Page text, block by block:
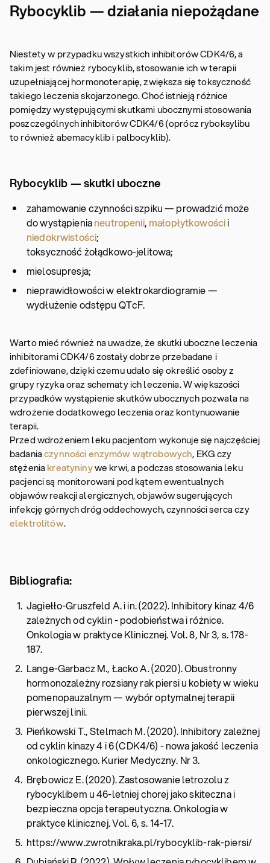
Rybocyklib — działania niepożądane
Niestety w przypadku wszystkich inhibitorów CDK4/6, a
takim jest również rybocyklib, stosowanie ich w terapii
uzupełniającej hormonoterapię, zwiększa się toksyczność
takiego leczenia skojarzonego. Choć istnieją różnice
pomiędzy występującymi skutkami ubocznymi stosowania
poszczególnych inhibitorów CDK4/6 (oprócz ryboksylibu
to również abemacyklib i palbocyklib).
Rybocyklib — skutki uboczne
zahamowanie czynności szpiku — prowadzić może
do wystąpienianeutropenii, małopłytkowościi
niedokrwistości;
toksyczność żołądkowo-jelitowa;
mielosupresja;
nieprawidłowości w elektrokardiogramie —
wydłużenie odstępu QTcF.
Warto mieć również na uwadze, że skutki uboczne leczenia
inhibitorami CDK4/6 zostały dobrze przebadane i
zdefiniowane, dzięki czemu udało się określić osoby z
grupy ryzyka oraz schematy ich leczenia. W większości
przypadków wystąpienie skutków ubocznych pozwala na
wdrożenie dodatkowego leczenia oraz kontynuowanie
terapii.
Przed wdrożeniem leku pacjentom wykonuje się najczęściej
badaniaczynności enzymów wątrobowych, EKG czy
stężenia kreatyninywe krwi, a podczas stosowania leku
pacjenci są monitorowani pod kątem ewentualnych
objawów reakcji alergicznych, objawów sugerujących
infekcję górnych dróg oddechowych, czynności serca czy
elektrolitów.
Bibliografia:
Jagiełło-Gruszfeld A. i in. (2022). Inhibitory kinaz 4/6
zależnych od cyklin - podobieństwa i różnice.
Onkologia w praktyce Klinicznej. Vol. 8, Nr 3, s. 178-
187.
Lange-Garbacz M., Łacko A. (2020). Obustronny
hormonozależny rozsiany rak piersi u kobiety w wieku
pomenopauzalnym — wybór optymalnej terapii
pierwszej linii.
Pieńkowski T., Stelmach M. (2020). Inhibitory zależnej
od cyklin kinazy 4 i 6 (CDK4/6) - nowa jakość leczenia
onkologicznego. Kurier Medyczny. Nr 3.
Brębowicz E. (2020). Zastosowanie letrozolu z
rybocyklibem u 46-letniej chorej jako skiteczna i
bezpieczna opcja terapeutyczna. Onkologia w
praktyce klinicznej. Vol. 6, s. 14-17.
https://www.zwrotnikraka.pl/rybocyklib-rak-piersi/